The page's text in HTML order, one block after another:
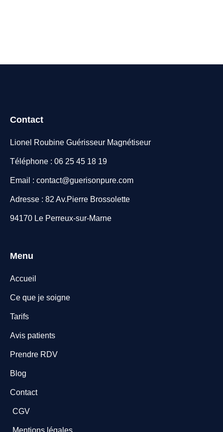
Contact
Lionel Roubine Guérisseur Magnétiseur
Téléphone : 06 25 45 18 19
Email : contact@guerisonpure.com
Adresse : 82 Av.Pierre Brossolette
94170 Le Perreux-sur-Marne
Menu
Accueil
Ce que je soigne
Tarifs
Avis patients
Prendre RDV
Blog
Contact
CGV
Mentions légales